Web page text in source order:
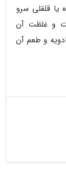
قلقلی سرو
و غلظت آن
و طعم آن